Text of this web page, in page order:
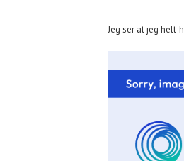
Jeg ser at jeg helt